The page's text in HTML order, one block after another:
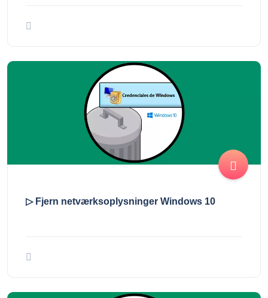
▷ Fjern netværksoplysninger Windows 10